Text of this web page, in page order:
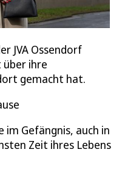
JVA Ossendorf
ihre
gemacht hat.
im Gefängnis, auch in
Zeit ihres Lebens